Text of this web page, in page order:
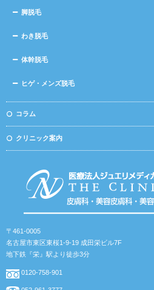
脚脱毛
わき脱毛
体幹脱毛
ヒゲ・メンズ脱毛
コラム
クリニック案内
〒461-0005
名古屋市東区東桜1-9-19 成田栄ビル7F
地下鉄『栄』駅より徒歩3分
0120-758-901